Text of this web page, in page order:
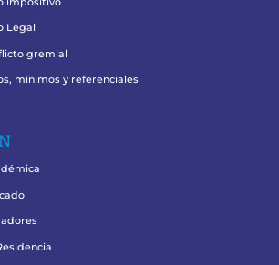
Legal
gremial
mínimos y referenciales